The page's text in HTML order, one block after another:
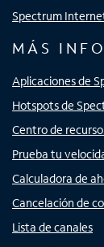
Spectrum
MÁS
Aplicaciones de
Hotspots de
Centro de
Prueba tu
Calculadora de
Cancelación de
Lista de canales